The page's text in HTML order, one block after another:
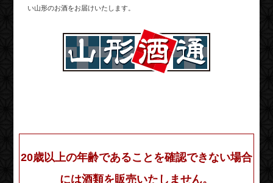
い山形のお酒をお届けいたします。
20歳以上の年齢であることを確認できない場合
には酒類を販売いたしません。